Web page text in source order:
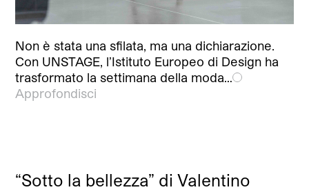
Non è stata una sfilata, ma una dichiarazione.
Con UNSTAGE, l’Istituto Europeo di Design ha
trasformato la settimana della moda…
Approfondisci
“Sotto la bellezza” di Valentino